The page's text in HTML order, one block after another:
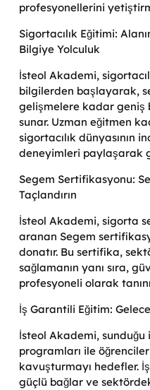
profesyonellerini
Sigortacılık Eğitimi:
Bilgiye Yolculuk
İsteol Akademi,
bilgilerden başlayarak,
gelişmelere kadar geniş
sunar. Uzman eğitmen
sigortacılık dünyasının
deneyimleri paylaşarak
Segem Sertifikasyonu:
Taçlandırın
İsteol Akademi, sigorta
aranan Segem
donatır. Bu sertifika,
sağlamanın yanı sıra,
profesyoneli olarak
İş Garantili Eğitim:
İsteol Akademi,
programları ile
kavuşturmayı hedefler.
güçlü bağlar ve